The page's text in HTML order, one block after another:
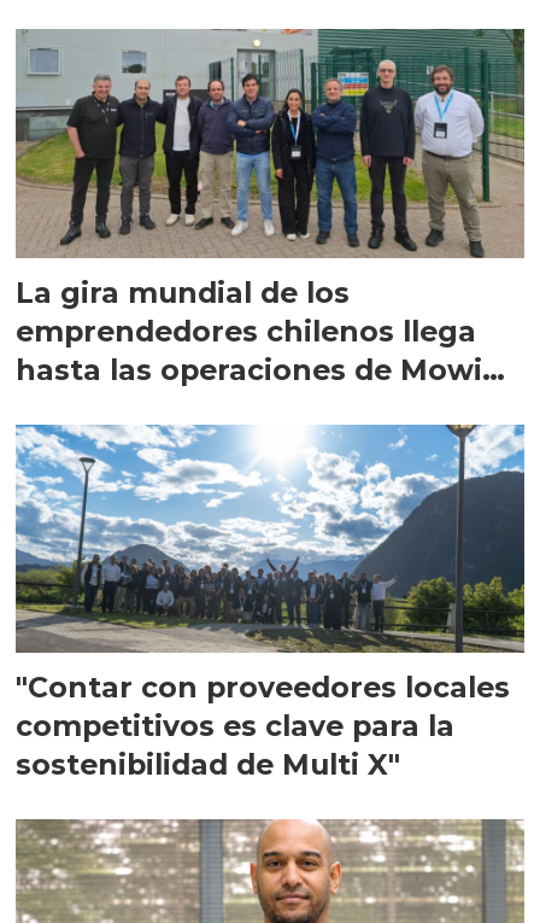
La gira mundial de los
emprendedores chilenos llega
hasta las operaciones de Mowi
"Contar con proveedores locales
competitivos es clave para la
sostenibilidad de Multi X"